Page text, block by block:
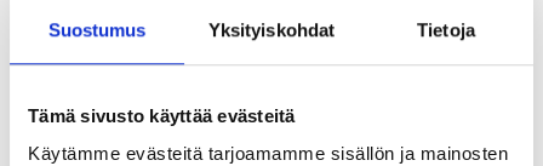
Suostumus Yksityiskohdat Tietoja
Tämä sivusto käyttää evästeitä
Käytämme evästeitä tarjoamamme sisällön ja mainosten
2295
Skärbräda, 72 x 28 cm Ugnsform i rostfritt stål